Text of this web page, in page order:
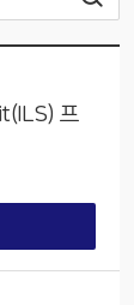
프